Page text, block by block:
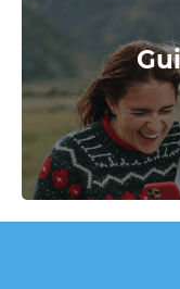
Scopri
attrazioni,